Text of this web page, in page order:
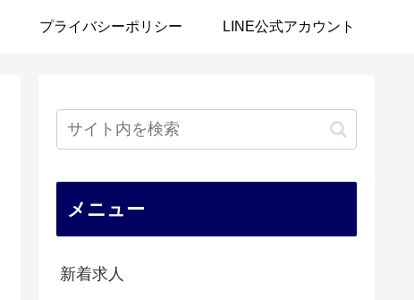
プライバシーポリシー LINE公式アカウント
メニュー
新着求人